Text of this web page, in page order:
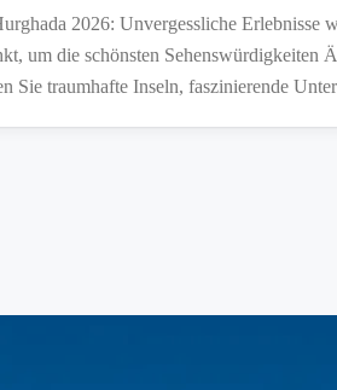
2026: Unvergessliche Erlebnisse
um die schönsten Sehenswürdigkeiten
Sie traumhafte Inseln, faszinierende